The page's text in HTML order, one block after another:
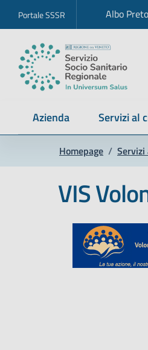
Portale SSSR Albo
Azienda Servizi al
Homepage /
VIS